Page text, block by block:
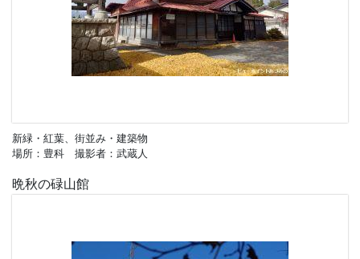
新緑・紅葉、街並み・建築物
場所：豊科 撮影者：武蔵人
晩秋の碌山館